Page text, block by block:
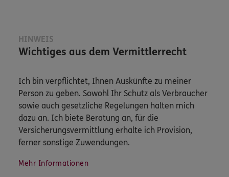
HINWEIS
Wichtiges aus dem Vermittlerrecht
Ich bin verpflichtet, Ihnen Auskünfte zu meiner
Person zu geben. Sowohl Ihr Schutz als Verbraucher
sowie auch gesetzliche Regelungen halten mich
dazu an. Ich biete Beratung an, für die
Versicherungsvermittlung erhalte ich Provision,
ferner sonstige Zuwendungen.
Mehr Informationen